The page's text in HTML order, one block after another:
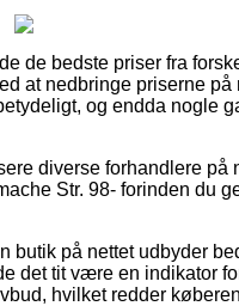
de bedste priser fra
at nedbringe priserne på
og endda nogle
diverse forhandlere på
Str. 98- forinden du
på nettet udbyder
det tit være en indikator
hvilket redder